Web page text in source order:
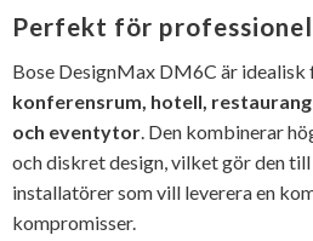
Perfekt för
Bose DesignMax DM6C är idealisk
konferensrum, hotell,
och eventytor. Den kombinerar
och diskret design, vilket gör den
installatörer som vill leverera en
kompromisser.